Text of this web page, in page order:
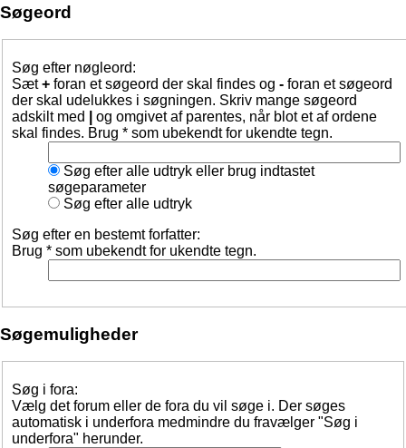
Søgeord
Søg efter nøgleord:
Sæt+ foran et søgeord der skal findes og - foran et søgeord
der skal udelukkes i søgningen. Skriv mange søgeord
adskilt med
og omgivet af parentes, når blot et af ordene
skal findes. Brug * som ubekendt for ukendte tegn.
Søg efter alle udtryk eller brug indtastet
søgeparameter
Søg efter alle udtryk
Søg efter en bestemt forfatter:
Brug * som ubekendt for ukendte tegn.
Søgemuligheder
Søg i fora:
Vælg det forum eller de fora du vil søge i. Der søges
automatisk i underfora medmindre du fravælger "Søg i
underfora" herunder.